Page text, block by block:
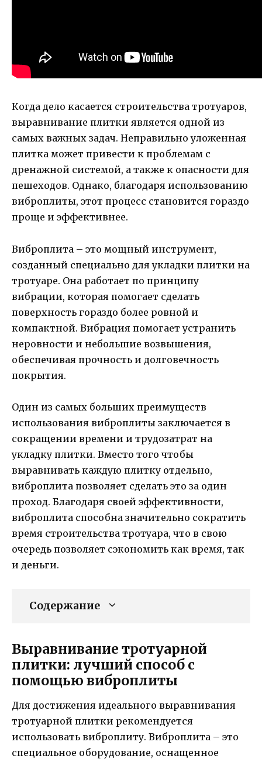
Когда дело касается строительства тротуаров,
выравнивание плитки является одной из
самых важных задач. Неправильно уложенная
плитка может привести к проблемам с
дренажной системой, а также к опасности для
пешеходов. Однако, благодаря использованию
виброплиты, этот процесс становится гораздо
проще и эффективнее.
Виброплита – это мощный инструмент,
созданный специально для укладки плитки на
тротуаре. Она работает по принципу
вибрации, которая помогает сделать
поверхность гораздо более ровной и
компактной. Вибрация помогает устранить
неровности и небольшие возвышения,
обеспечивая прочность и долговечность
покрытия.
Один из самых больших преимуществ
использования виброплиты заключается в
сокращении времени и трудозатрат на
укладку плитки. Вместо того чтобы
выравнивать каждую плитку отдельно,
виброплита позволяет сделать это за один
проход. Благодаря своей эффективности,
виброплита способна значительно сократить
время строительства тротуара, что в свою
очередь позволяет сэкономить как время, так
и деньги.
Содержание
Выравнивание тротуарной
плитки: лучший способ с
помощью виброплиты
Для достижения идеального выравнивания
тротуарной плитки рекомендуется
использовать виброплиту. Виброплита – это
специальное оборудование, оснащенное